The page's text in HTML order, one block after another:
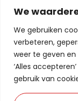
We
We gebruiken
verbeteren,
weer te geven en
‘Alles
gebruik van
Word ons